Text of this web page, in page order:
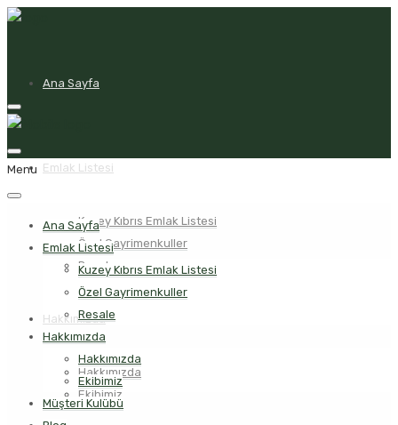
Ana Sayfa
Emlak Listesi
Kuzey Kıbrıs Emlak Listesi
Özel Gayrimenkuller
Resale
Hakkımızda
Hakkımızda
Ekibimiz
Menu
Ana Sayfa
Emlak Listesi
Kuzey Kıbrıs Emlak Listesi
Özel Gayrimenkuller
Resale
Hakkımızda
Hakkımızda
Ekibimiz
Müşteri Kulübü